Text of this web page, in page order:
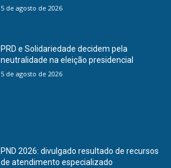
5 de agosto de 2026
PRD e Solidariedade decidem pela
neutralidade na eleição presidencial
5 de agosto de 2026
PND 2026: divulgado resultado de recursos
de atendimento especializado